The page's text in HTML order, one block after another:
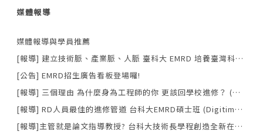
媒體報導
媒體報導與學員推薦
[報導] 建立技術脈、產業脈、人脈 臺科大 EMRD 培養臺灣科技未來 CTO (DIGITIMES報導)
[公告] EMRD招生廣告看板登場囉!
[報導] 三個理由 為什麼身為工程師的你 更該回學校進修？ (天下雜誌報導)
[報導] RD人員最佳的進修管道 台科大EMRD碩士班 (Digitimes報導)
[報導]主管就是論文指導教授? 台科大技術長學程創造全新在職進修模式 (商業周刊)